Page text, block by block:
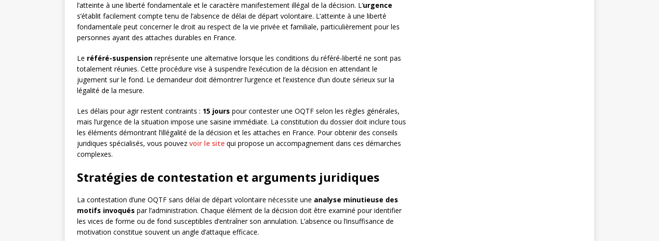
l’atteinte à une liberté fondamentale et le caractère manifestement illégal de la décision. L’urgence
s’établit facilement compte tenu de l’absence de délai de départ volontaire. L’atteinte à une liberté
fondamentale peut concerner le droit au respect de la vie privée et familiale, particulièrement pour les
personnes ayant des attaches durables en France.
Le référé-suspension représente une alternative lorsque les conditions du référé-liberté ne sont pas
totalement réunies. Cette procédure vise à suspendre l’exécution de la décision en attendant le
jugement sur le fond. Le demandeur doit démontrer l’urgence et l’existence d’un doute sérieux sur la
légalité de la mesure.
Les délais pour agir restent contraints : 15 jours pour contester une OQTF selon les règles générales,
mais l’urgence de la situation impose une saisine immédiate. La constitution du dossier doit inclure tous
les éléments démontrant l’illégalité de la décision et les attaches en France. Pour obtenir des conseils
juridiques spécialisés, vous pouvez voir le site qui propose un accompagnement dans ces démarches
complexes.
Stratégies de contestation et arguments juridiques
La contestation d’une OQTF sans délai de départ volontaire nécessite une analyse minutieuse des
motifs invoqués par l’administration. Chaque élément de la décision doit être examiné pour identifier
les vices de forme ou de fond susceptibles d’entraîner son annulation. L’absence ou l’insuffisance de
motivation constitue souvent un angle d’attaque efficace.